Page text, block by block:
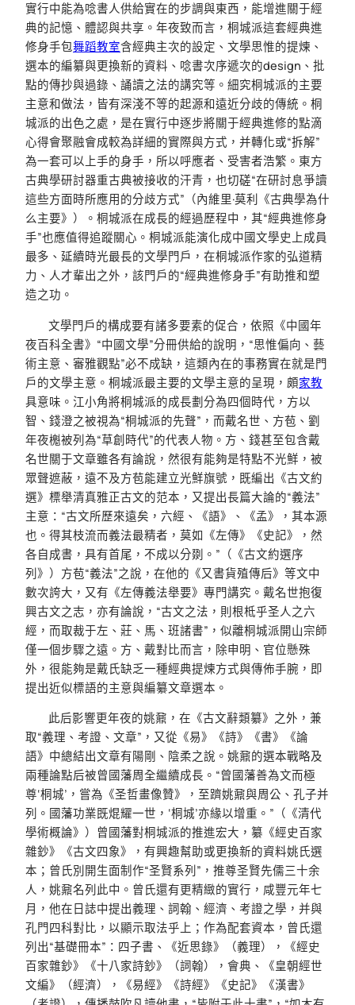
實行中能為唸書人供給實在的步調與東西，能增進關于經
典的記憶、體認與共享。年夜致而言，桐城派這套經典進
修身手包舞蹈教室含經典主次的設定、文學思惟的提煉、
選本的編纂與更換新的資料、唸書次序遞次的design、批
點的傳抄與過錄、誦讀之法的講究等。細究桐城派的主要
主意和做法，皆有深淺不等的起源和遠近分歧的傳統。桐
城派的出色之處，是在實行中逐步將關于經典進修的點滴
心得會聚融會成較為詳細的實際與方式，并轉化或“拆解”
為一套可以上手的身手，所以呼應者、受害者浩繁。東方
古典學研討器重古典被接收的汗青，也切磋“在研討息爭讀
這些方面時所應用的分歧方式”（內維里·莫利《古典學為什
么主要》）。桐城派在成長的經過歷程中，其“經典進修身
手”也應值得追蹤關心。桐城派能演化成中國文學史上成員
最多、延續時光最長的文學門戶，在桐城派作家的弘道精
力、人才輩出之外，該門戶的“經典進修身手”有助推和塑
造之功。
文學門戶的構成要有諸多要素的促合，依照《中國年
夜百科全書》“中國文學”分冊供給的說明，“思惟偏向、藝
術主意、審雅觀點”必不成缺，這類內在的事務實在就是門
戶的文學主意。桐城派最主要的文學主意的呈現，頗家教
具意味。江小角將桐城派的成長劃分為四個時代，方以
智、錢澄之被視為“桐城派的先聲”，而戴名世、方苞、劉
年夜櫆被列為“草創時代”的代表人物。方、錢甚至包含戴
名世關于文章雖各有論說，然很有能夠是特點不光鮮，被
眾聲遮蔽，遠不及方苞能建立光鮮旗號，既編出《古文約
選》標舉清真雅正古文的范本，又提出長篇大論的“義法”
主意：“古文所歷來遠矣，六經、《語》、《孟》，其本源
也。得其枝流而義法最精者，莫如《左傳》《史記》，然
各自成書，具有首尾，不成以分剟。”（《古文約選序
列》）方苞“義法”之說，在他的《又書貨殖傳后》等文中
數次誇大，又有《左傳義法舉要》專門講究。戴名世抱復
興古文之志，亦有論說，“古文之法，則根柢乎圣人之六
經，而取裁于左、莊、馬、班諸書”，似離桐城派開山宗師
僅一個步驟之遠。方、戴對比而言，除申明、官位懸殊
外，很能夠是戴氏缺乏一種經典提煉方式與傳佈手腕，即
提出近似標語的主意與編纂文章選本。
此后影響更年夜的姚鼐，在《古文辭類纂》之外，兼
取“義理、考證、文章”，又從《易》《詩》《書》《論
語》中總結出文章有陽剛、陰柔之說。姚鼐的選本戰略及
兩種論點后被曾國藩周全繼續成長。“曾國藩善為文而極
尊‘桐城’，嘗為《圣哲畫像贊》，至躋姚鼐與周公、孔子并
列。國藩功業既焜耀一世，‘桐城’亦緣以增重。”（《清代
學術概論》）曾國藩對桐城派的推進宏大，纂《經史百家
雜鈔》《古文四象》，有興趣幫助或更換新的資料姚氏選
本；曾氏別開生面制作“圣賢系列”，推尊圣賢先儒三十余
人，姚鼐名列此中。曾氏還有更精緻的實行，咸豐元年七
月，他在日誌中提出義理、詞翰、經濟、考證之學，并與
孔門四科對比，以顯示取法乎上；作為配套資本，曾氏還
列出“基礎冊本”：四子書、《近思錄》（義理），《經史
百家雜鈔》《十八家詩鈔》（詞翰），會典、《皇朝經世
文編》（經濟），《易經》《詩經》《史記》《漢書》